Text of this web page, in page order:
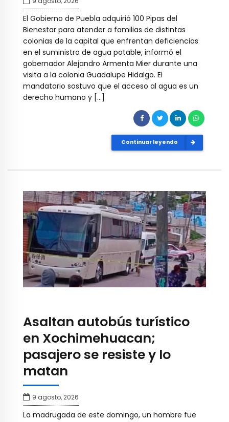
El Gobierno de Puebla adquirió 100 Pipas del
Bienestar para atender a familias de distintas
colonias de la capital que enfrentan deficiencias
en el suministro de agua potable, informó el
gobernador Alejandro Armenta Mier durante una
visita a la colonia Guadalupe Hidalgo. El
mandatario sostuvo que el acceso al agua es un
derecho humano y […]
Continuar leyendo
Asaltan autobús turístico
en Xochimehuacan;
pasajero se resiste y lo
matan
9 agosto, 2026
La madrugada de este domingo, un hombre fue